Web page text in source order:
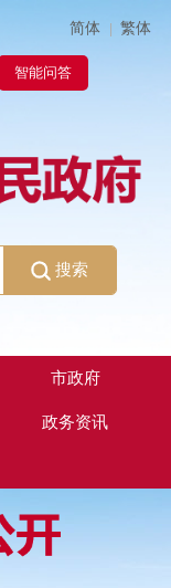
简体 | 繁体
智能问答
搜索
市政府
政务资讯